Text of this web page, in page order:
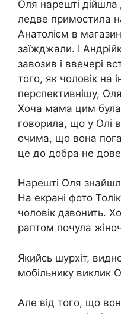
Оля нарешті дійшла
ледве примостила
Анатолієм в
заїжджали. І
завозив і ввечері
того, як чоловік на
перспективнішу,
Хоча мама цим
говорила, що у Олі
очима, що вона
це до добра не
Нарешті Оля
На екрані фото
чоловік дзвонить.
раптом почула
Якийсь шурхіт,
мобільнику виклик
Але від того, що